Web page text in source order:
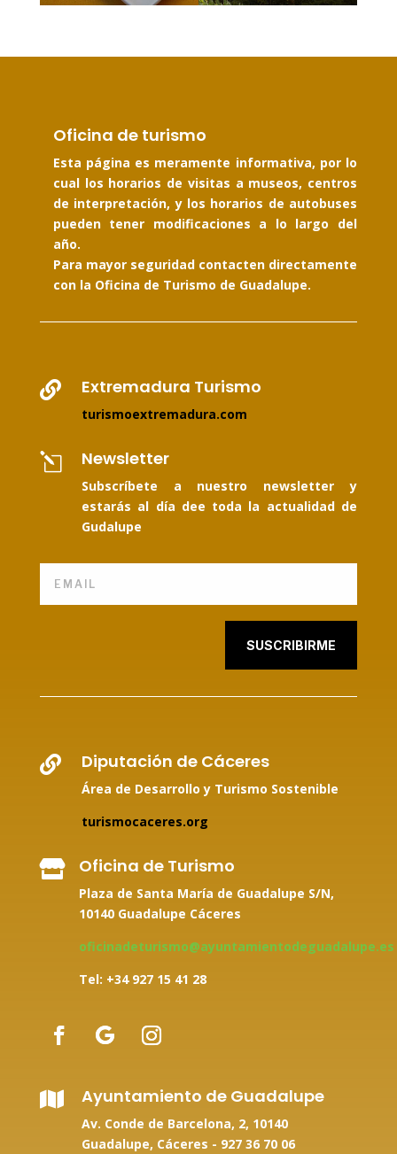
Oficina de turismo
Esta página es meramente informativa, por lo
cual los horarios de visitas a museos, centros
de interpretación, y los horarios de autobuses
pueden tener modificaciones a lo largo del
año.
Para mayor seguridad contacten directamente
con la Oficina de Turismo de Guadalupe.
 Extremadura Turismo
turismoextremadura.com
l Newsletter
Subscríbete a nuestro newsletter y
estarás al día dee toda la actualidad de
Gudalupe
SUSCRIBIRME
 Diputación de Cáceres
Área de Desarrollo y Turismo Sostenible
turismocaceres.org
 Oficina de Turismo
Plaza de Santa María de Guadalupe S/N,
10140 Guadalupe Cáceres
oficinadeturismo@ayuntamientodeguadalupe.es
Tel: +34 927 15 41 28
 Ayuntamiento de Guadalupe
Av. Conde de Barcelona, 2, 10140
Guadalupe, Cáceres - 927 36 70 06